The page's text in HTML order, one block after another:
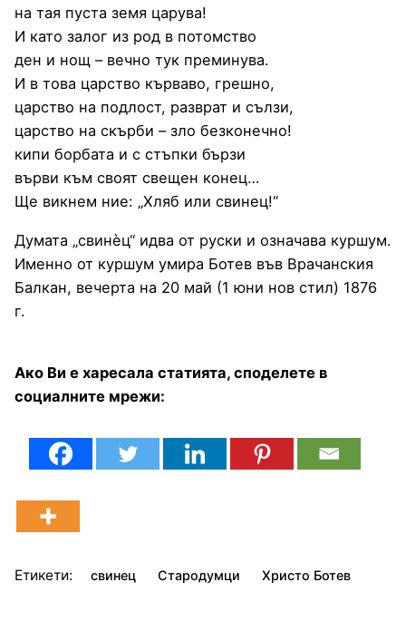
на тая пуста земя царува!
И като залог из род в потомство
ден и нощ – вечно тук преминува.
И в това царство кърваво, грешно,
царство на подлост, разврат и сълзи,
царство на скърби – зло безконечно!
кипи борбата и с стъпки бързи
върви към своят свещен конец…
Ще викнем ние: „Хляб или свинец!“
Думата „свинѐц“ идва от руски и означава куршум.
Именно от куршум умира Ботев във Врачанския
Балкан, вечерта на 20 май (1 юни нов стил) 1876
г.
Ако Ви е харесала статията, споделете в
социалните мрежи:
Етикети: свинец Стародумци Христо Ботев